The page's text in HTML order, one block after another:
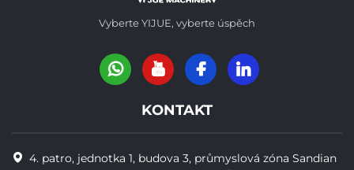
Vyberte YIJUE, vyberte úspěch
KONTAKT
4. patro, jednotka 1, budova 3, průmyslová zóna Sandian